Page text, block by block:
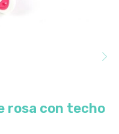
rosa con techo